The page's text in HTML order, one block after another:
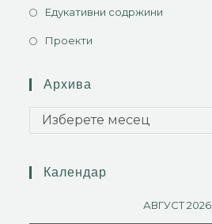
Едукативни содржини
Проекти
Архива
Изберете месец
Календар
АВГУСТ 2026